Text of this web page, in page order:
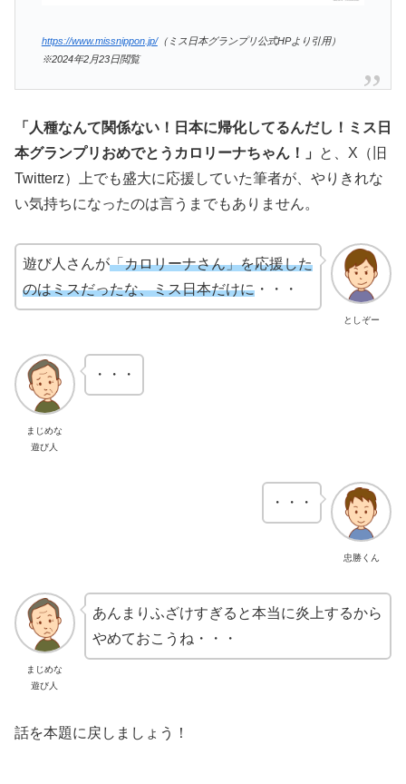
https://www.missnippon.jp/（ミス日本グランプリ公式HPより引用）
※2024年2月23日閲覧
「人種なんて関係ない！日本に帰化してるんだし！ミス日
本グランプリおめでとうカロリーナちゃん！」
と、X（旧
Twitterz）上でも盛大に応援していた筆者が、やりきれな
い気持ちになったのは言うまでもありません。
としぞー
遊び人さんが「カロリーナさん」を応援した
のはミスだったな、ミス日本だけに ・・・
まじめな
遊び人
・・・
忠勝くん
・・・
まじめな
遊び人
あんまりふざけすぎると本当に炎上するから
やめておこうね・・・
話を本題に戻しましょう！